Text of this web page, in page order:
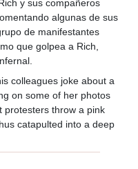
y sus compañeros
algunas de sus
de manifestantes
que golpea a Rich,
colleagues joke about a
on some of her photos
protesters throw a pink
catapulted into a deep